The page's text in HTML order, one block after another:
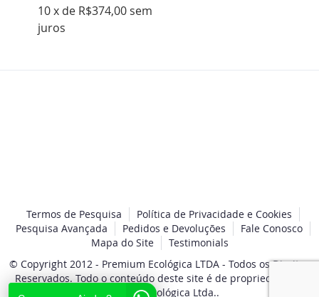
10 x de R$374,00 sem
juros
Termos de Pesquisa
Política de Privacidade e Cookies
Pesquisa Avançada
Pedidos e Devoluções
Fale Conosco
Mapa do Site
Testimonials
© Copyright 2012 - Premium Ecológica LTDA - Todos os Direitos
Reservados. Todo o conteúdo deste site é de propriedade da
Premium Ecológica Ltda..